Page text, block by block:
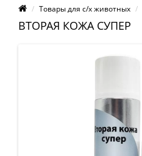
Товары для с/х животных
ВТОРАЯ КОЖА СУПЕР